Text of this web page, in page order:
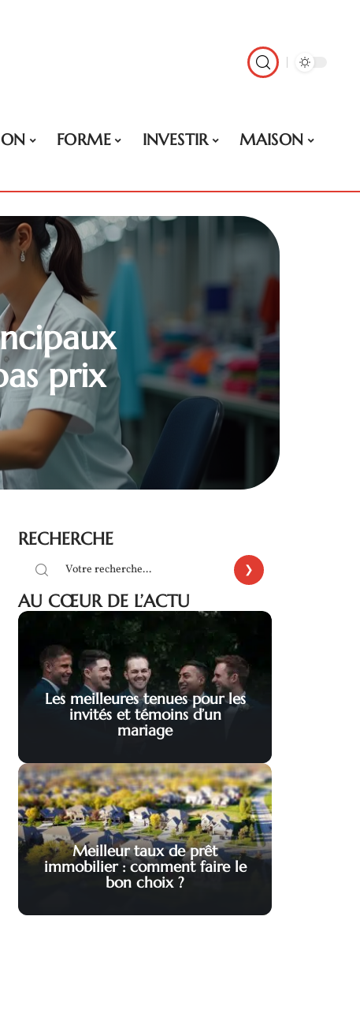
FORME INVESTIR
MAISON
prix
RECHERCHE
AU CŒUR DE L’ACTU
Les meilleures tenues pour les
invités et témoins d’un
mariage
Meilleur taux de prêt
immobilier : comment faire le
bon choix ?